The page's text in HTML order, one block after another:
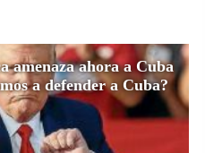
amenaza ahora a Cuba
a defender a Cuba?